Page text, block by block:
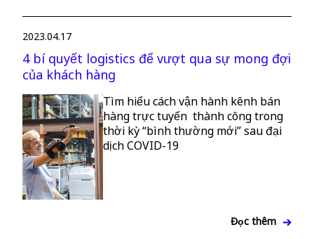
2023.04.17
4 bí quyết logistics để vượt qua sự mong đợi
của khách hàng
Tìm hiểu cách vận hành kênh bán
hàng trực tuyến thành công trong
thời kỳ “bình thường mới” sau đại
dịch COVID-19
Đọc thêm